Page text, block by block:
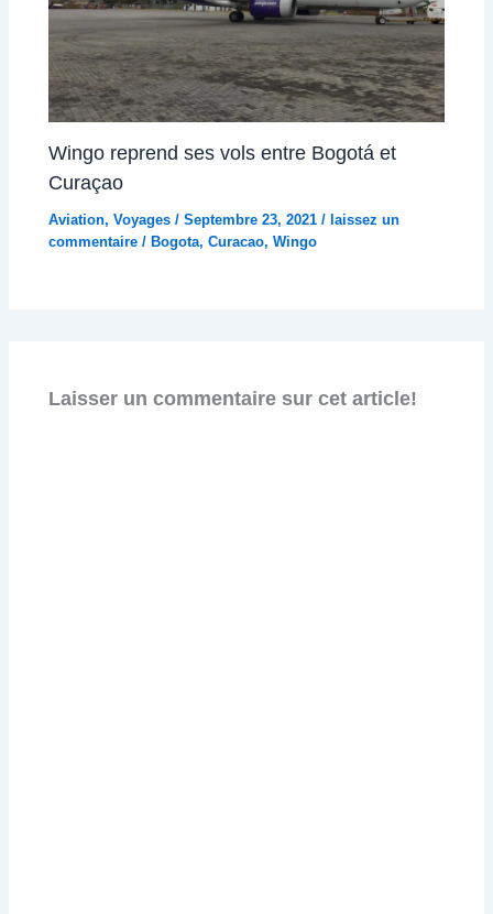
Wingo reprend ses vols entre Bogotá et
Curaçao
Aviation,Voyages /Septembre 23, 2021/ laissez un
commentaire / Bogota,Curacao,Wingo
Laisser un commentaire sur cet article!